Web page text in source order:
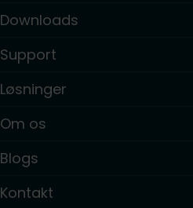
Downloads
Support
Løsninger
Om os
Blogs
Kontakt